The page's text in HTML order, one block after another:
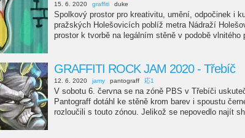
15. 6. 2020 graffiti duke
Spolkový prostor pro kreativitu, umění, odpočinek i
pražských Holešovicích poblíž metra Nádraží
prostor k tvorbě na legálním stěně v podobě vlnitého
GRAFFITI ROCK JAM 2020 - Třebíč
12. 6. 2020 jamy pantograff 応1
V sobotu 6. června se na zóně PBS v Třebíči
Pantograff dotáhl ke stěně krom barev i spoustu
rozloučili s touto zónou. Jelikož se nepovedlo najít